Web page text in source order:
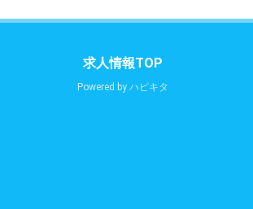
求人情報TOP
Powered by ハピキタ